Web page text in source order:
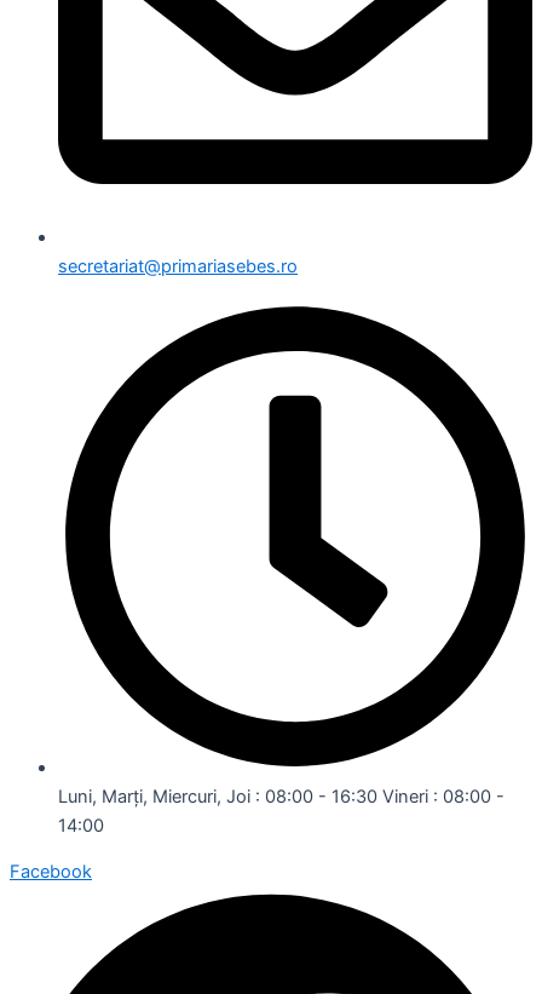
secretariat@primariasebes.ro
Luni, Marți, Miercuri, Joi : 08:00 - 16:30 Vineri : 08:00 -
14:00
Facebook